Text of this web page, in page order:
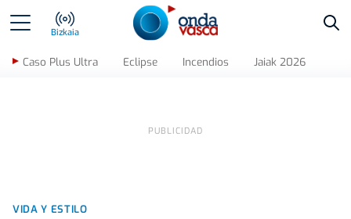
Bizkaia
Caso Plus Ultra Eclipse Incendios Jaiak 2026
VIDA Y ESTILO